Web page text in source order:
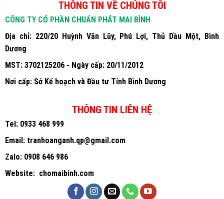
THÔNG TIN VỀ CHÚNG TÔI
CÔNG TY CỔ PHẦN CHUẨN PHÁT MAI BÌNH
Địa chỉ: 220/20 Huỳnh Văn Lũy, Phú Lợi, Thủ Dầu Một, Bình
Dương
MST: 3702125206 - Ngày cấp: 20/11/2012
Nơi cấp: Sở Kế hoạch và Đầu tư Tỉnh Bình Dương
THÔNG TIN LIÊN HỆ
Tel:0933 468 999
Email:tranhoanganh.qp@gmail.com
Zalo:0908 646 986
Website: chomaibinh.com